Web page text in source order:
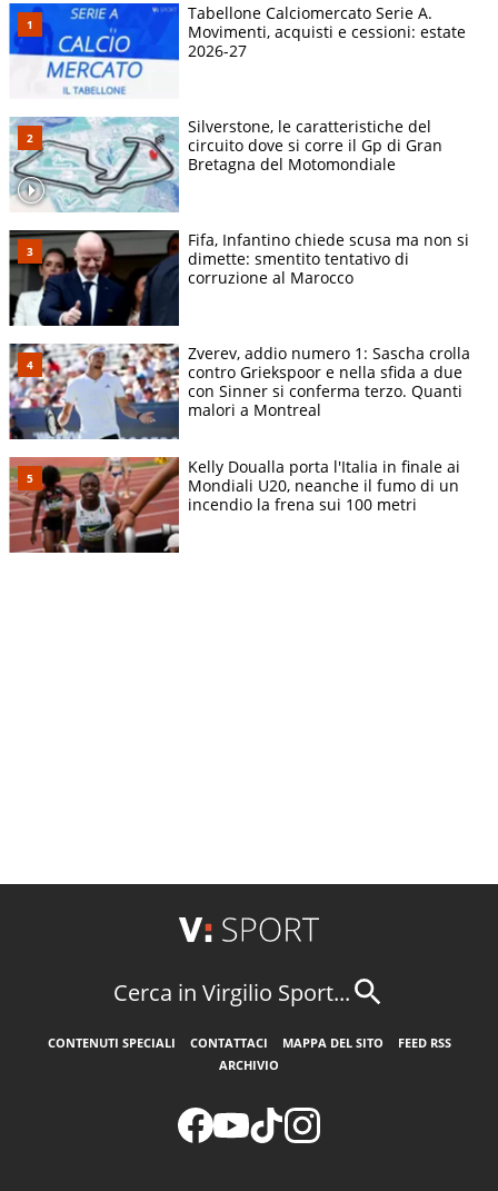
Tabellone Calciomercato Serie A.
Movimenti, acquisti e cessioni: estate
2026-27
Silverstone, le caratteristiche del
circuito dove si corre il Gp di Gran
Bretagna del Motomondiale
Fifa, Infantino chiede scusa ma non si
dimette: smentito tentativo di
corruzione al Marocco
Zverev, addio numero 1: Sascha crolla
contro Griekspoor e nella sfida a due
con Sinner si conferma terzo. Quanti
malori a Montreal
Kelly Doualla porta l'Italia in finale ai
Mondiali U20, neanche il fumo di un
incendio la frena sui 100 metri
Cerca in Virgilio Sport...
CONTENUTI SPECIALI CONTATTACI MAPPA DEL SITO
FEED RSS
ARCHIVIO